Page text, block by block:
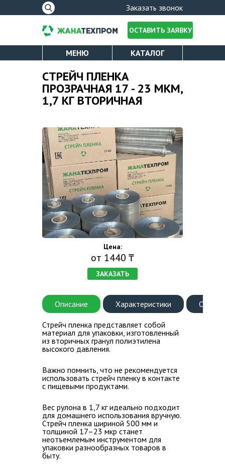
Форма
поиска
Заказать звонок
О КОМПАНИИ
ЛИЦЕНЗИИ
КАТАЛОГ
УСЛУГИ
НОВОСТИ
ПРОИЗВОДСТВО
ВОПРОС-ОТВЕТ
КОНТАКТЫ
ОСТАВИТЬ ЗАЯВКУ
МЕНЮ КАТАЛОГ
ПОЛИЭТИЛЕНОВАЯ ПЛЕНКА
СТРЕЙЧ ПЛЕНКА
ПАКЕТЫ ДЛЯ МУСОРА
СТРЕЙЧ ПЛЕНКА
ПРОЗРАЧНАЯ 17 - 23 МКМ,
1,7 КГ ВТОРИЧНАЯ
Цена:
от 1440 ₸
ЗАКАЗАТЬ
Описание Характеристики Оплата
Стрейч пленка представляет собой
материал для упаковки, изготовленный
из вторичных гранул полиэтилена
высокого давления.
Важно помнить, что не рекомендуется
использовать стрейч пленку в контакте
с пищевыми продуктами.
Вес рулона в 1,7 кг идеально подходит
для домашнего использования вручную.
Стрейч пленка шириной 500 мм и
толщиной 17–23 мкр станет
неотъемлемым инструментом для
упаковки разнообразных товаров в
быту.